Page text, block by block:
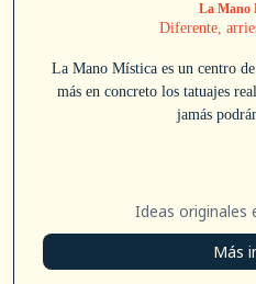
La Mano
Diferente,
La Mano Mística es un centro
más en concreto los tatuajes
jamás
Ideas originales
Más